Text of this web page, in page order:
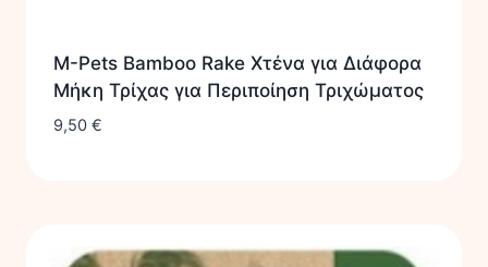
M-Pets Bamboo Rake Χτένα για Διάφορα
Μήκη Τρίχας για Περιποίηση Τριχώματος
9,50 €